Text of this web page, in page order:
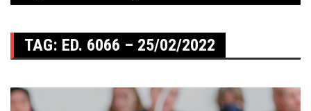
TAG: ED. 6066 – 25/02/2022